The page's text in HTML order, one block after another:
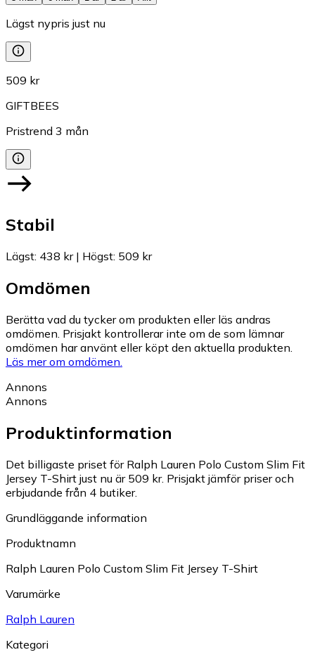
Lägst nypris just nu
509 kr
GIFTBEES
Pristrend 3 mån
Stabil
Lägst: 438 kr| Högst: 509 kr
Omdömen
Berätta vad du tycker om produkten eller läs andras
omdömen. Prisjakt kontrollerar inte om de som lämnar
omdömen har använt eller köpt den aktuella produkten.
Läs mer om omdömen.
Annons
Annons
Produktinformation
Det billigaste priset för Ralph Lauren Polo Custom Slim Fit
Jersey T-Shirt just nu är 509 kr. Prisjakt jämför priser och
erbjudande från 4 butiker.
Grundläggande information
Produktnamn
Ralph Lauren Polo Custom Slim Fit Jersey T-Shirt
Varumärke
Ralph Lauren
Kategori